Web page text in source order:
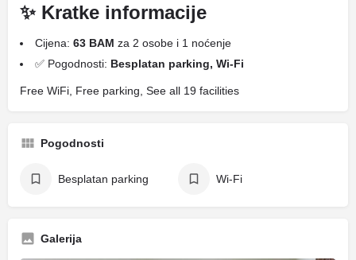
✨ Kratke informacije
Cijena: 63 BAM za 2 osobe i 1 noćenje
✅ Pogodnosti: Besplatan parking, Wi-Fi
Free WiFi, Free parking, See all 19 facilities
Pogodnosti
Besplatan parking Wi-Fi
Galerija